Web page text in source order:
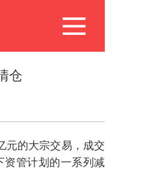
仓
元的大宗交易，成交
资管计划的一系列减